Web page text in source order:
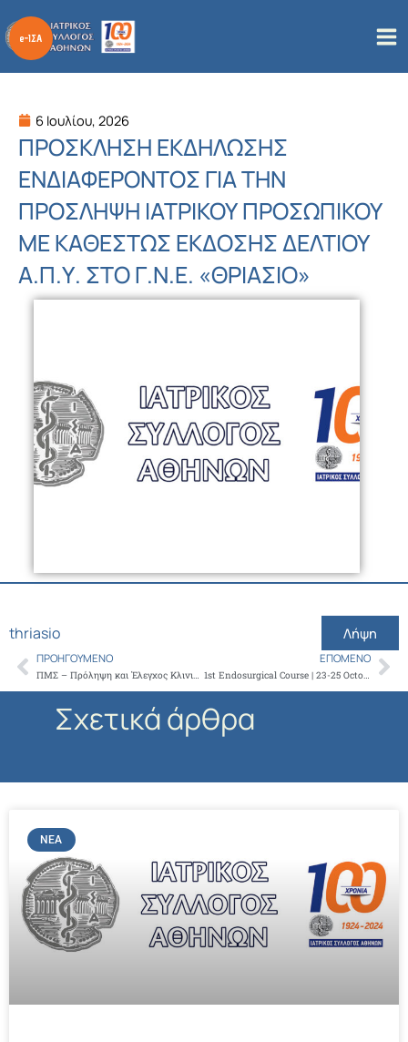
στο
περιεχόμενο
6 Ιουλίου, 2026
ΠΡΟΣΚΛΗΣΗ ΕΚΔΗΛΩΣΗΣ
ΕΝΔΙΑΦΕΡΟΝΤΟΣ ΓΙΑ ΤΗΝ
ΠΡΟΣΛΗΨΗ ΙΑΤΡΙΚΟΥ ΠΡΟΣΩΠΙΚΟΥ
ΜΕ ΚΑΘΕΣΤΩΣ ΕΚΔΟΣΗΣ ΔΕΛΤΙΟΥ
Α.Π.Υ. ΣΤΟ Γ.Ν.E. «ΘΡΙΑΣΙΟ»
thriasio Λήψη
Prev
ΠΡΟΗΓΟΎΜΕΝΟ
ΠΜΣ – Πρόληψη και Έλεγχος Κλινικά Σοβαρών Λοιμώξεων σε Μονάδες Υγείας
ΕΠΌΜΕΝΟ
1st Endosurgical Course | 23-25 October 2026
Σχετικά άρθρα
ΝΈΑ